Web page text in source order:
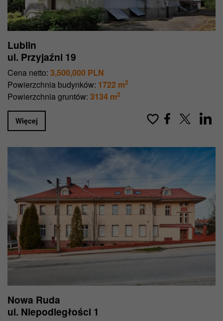
Lublin
ul. Przyjaźni 19
Cena netto: 3,500,000 PLN
Powierzchnia budynków: 1722 m2
Powierzchnia gruntów: 3134 m2
Więcej
Nowa Ruda
ul. Niepodległości 1